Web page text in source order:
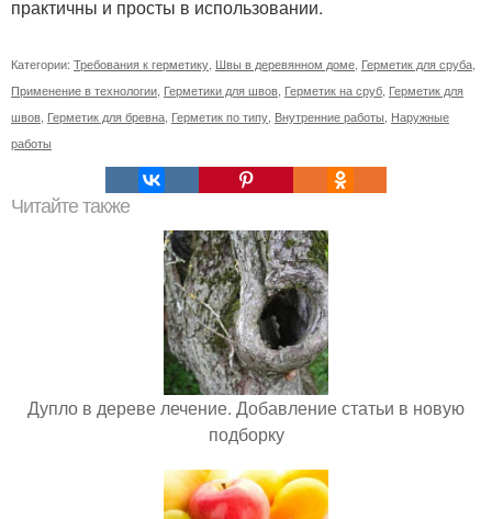
практичны и просты в использовании.
Категории: Требования к герметику Швы в деревянном доме Герметик для сруба
Применение в технологии Герметики для швов Герметик на сруб Герметик для
швов Герметик для бревна Герметик по типу Внутренние работы Наружные
работы
Читайте также
Дупло в дереве лечение. Добавление статьи в новую
подборку